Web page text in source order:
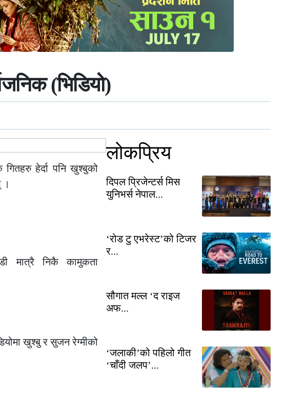
(भिडियो)
हेर्दा पनि खुश्बुको
।
मात्रै निकै कामुकता
खुश्बु र सुजन रेग्मीको
लोकप्रिय
दिपल प्रिजेन्टर्स मिस
युनिभर्स नेपाल...
‘रोड टु एभरेस्ट’को टिजर
र...
सौगात मल्ल ‘द राइज
अफ...
‘जलाकी’को पहिलो गीत
‘चाँदी जलप’...